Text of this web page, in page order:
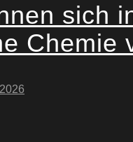
sich
Chemie